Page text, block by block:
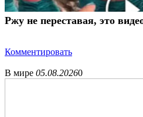
Ржу не переставая, это
Комментировать
В мире 05.08.20260